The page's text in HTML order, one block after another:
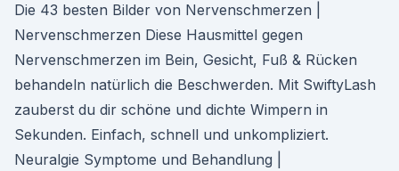
Die 43 besten Bilder von Nervenschmerzen |
Nervenschmerzen Diese Hausmittel gegen
Nervenschmerzen im Bein, Gesicht, Fuß & Rücken
behandeln natürlich die Beschwerden. Mit SwiftyLash
zauberst du dir schöne und dichte Wimpern in
Sekunden. Einfach, schnell und unkompliziert.
Neuralgie Symptome und Behandlung |